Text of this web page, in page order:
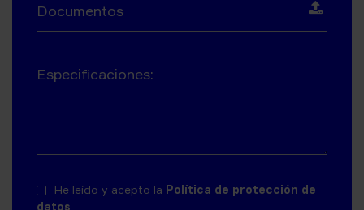
Documentos
Especificaciones:
He leído y acepto la Política de protección de
datos